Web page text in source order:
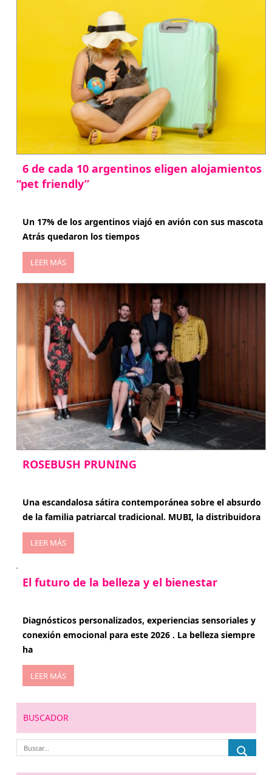
6 de cada 10 argentinos eligen alojamientos
“pet friendly”
Un 17% de los argentinos viajó en avión con sus mascota
Atrás quedaron los tiempos
LEER MÁS
ROSEBUSH PRUNING
Una escandalosa sátira contemporánea sobre el absurdo
de la familia patriarcal tradicional. MUBI, la distribuidora
LEER MÁS
El futuro de la belleza y el bienestar
Diagnósticos personalizados, experiencias sensoriales y
conexión emocional para este 2026 . La belleza siempre
ha
LEER MÁS
BUSCADOR